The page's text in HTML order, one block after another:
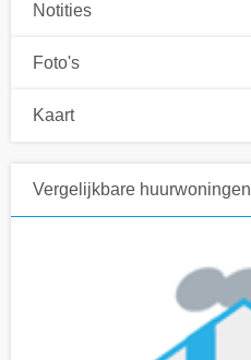
Notities
Notities bewaren
Foto's
Kaart
Vergelijkbare huurwoningen